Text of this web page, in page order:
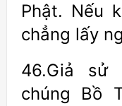
Phật. Nếu
chẳng lấy
46.Giả sử
chúng Bồ